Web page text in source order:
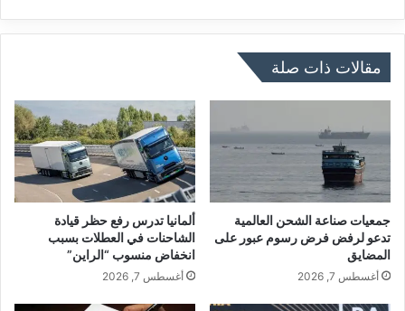
ع
م
ل
ط
ا
ق
ة
ا
ي
م
م
ك
ا
ر
ي
مقالات ذات صلة
جمعيات صناعة الشحن العالمية
تدعو لرفض فرض رسوم عبور على
المضايق
أغسطس 7, 2026
ألمانيا تدرس رفع حظر قيادة
الشاحنات في العطلات بسبب
انخفاض منسوب “الراين”
أغسطس 7, 2026